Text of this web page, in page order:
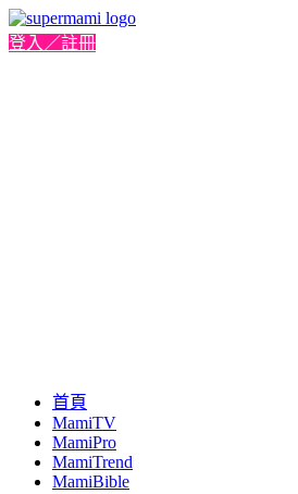
登入／註冊
首頁
MamiTV
MamiPro
MamiTrend
MamiBible